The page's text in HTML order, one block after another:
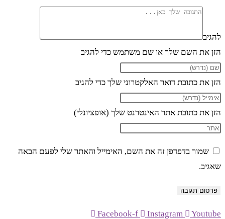
להגיב
הזן את השם שלך או שם משתמש כדי להגיב
הזן את כתובת דואר האלקטרוני שלך כדי להגיב
הזן את כתובת אתר האינטרנט שלך (אופציונלי)
שמור בדפדפן זה את השם, האימייל והאתר שלי לפעם הבאה
שאגיב.
Facebook-f Instagram Youtube